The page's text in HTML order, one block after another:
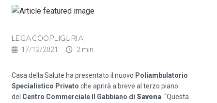
LEGACOOPLIGURIA
17/12/2021 2 min
Casa della Salute ha presentato il nuovo Poliambulatorio
Specialistico Privato che aprirà a breve al terzo piano
del Centro Commerciale Il Gabbiano di Savona . “Questa